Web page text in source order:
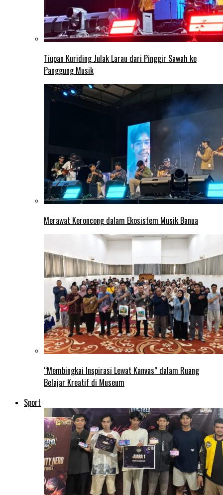
Tiupan Kuriding Julak Larau dari Pinggir Sawah ke
Panggung Musik
Merawat Keroncong dalam Ekosistem Musik Banua
“Membingkai Inspirasi Lewat Kanvas” dalam Ruang
Belajar Kreatif di Museum
Sport